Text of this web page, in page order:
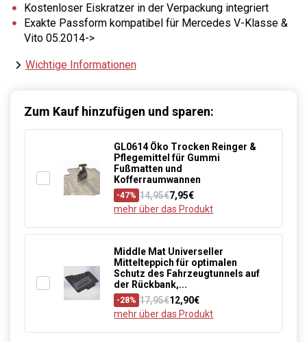
Kostenloser Eiskratzer in der Verpackung integriert
Exakte Passform kompatibel für Mercedes V-Klasse &
Vito 05.2014->
Wichtige Informationen
Zum Kauf hinzufügen und sparen:
GL0614 Öko Trocken Reinger &
Pflegemittel für Gummi
Fußmatten und
Kofferraumwannen
-47% 14,95€7,95€
mehr über das Produkt
Middle Mat Universeller
Mittelteppich für optimalen
Schutz des Fahrzeugtunnels auf
der Rückbank,...
-28% 17,95€12,90€
mehr über das Produkt